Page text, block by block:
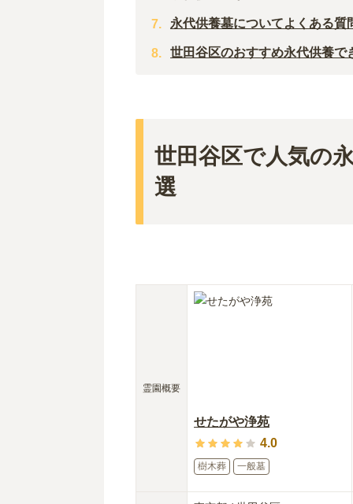
永代供養墓についてよくある質
世田谷区のおすすめ永代供養で
世田谷区で人気の
選
霊園概要
せたがや浄苑
4.0
樹木葬 一般墓